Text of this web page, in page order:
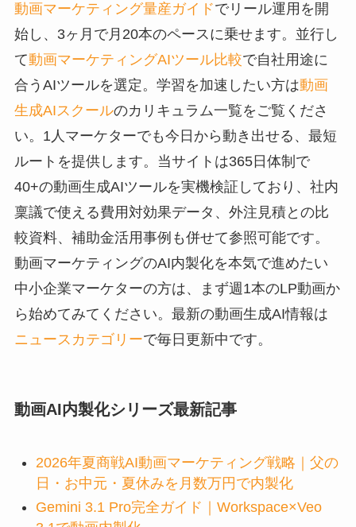
動画マーケティング量産ガイドでリール運用を開
始し、3ヶ月で月20本のペースに乗せます。並行し
て動画マーケティングAIツール比較で自社用途に
合うAIツールを選定。学習を加速したい方は動画
生成AIスクールのカリキュラム一覧をご覧くださ
い。1人マーケターでも今日から動き出せる、最短
ルートを提供します。当サイトは365日体制で
40+の動画生成AIツールを実機検証しており、社内
稟議で使える費用対効果データ、外注見積との比
較資料、補助金活用事例も併せて参照可能です。
動画マーケティングのAI内製化を本気で進めたい
中小企業マーケターの方は、まず週1本のLP動画か
ら始めてみてください。最新の動画生成AI情報は
ニュースカテゴリーで毎日更新中です。
動画AI内製化シリーズ最新記事
2026年夏商戦AI動画マーケティング戦略｜父の
日・お中元・夏休みを月数万円で内製化
Gemini 3.1 Pro完全ガイド｜Workspace×Veo